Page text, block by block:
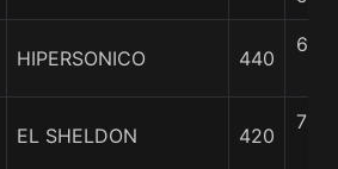
HIPERSONICO 440
6 3/
EL SHELDON 420
7 3/